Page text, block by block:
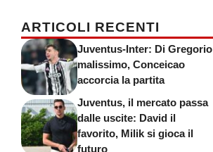
ARTICOLI RECENTI
Juventus-Inter: Di Gregorio
malissimo, Conceicao
accorcia la partita
Juventus, il mercato passa
dalle uscite: David il
favorito, Milik si gioca il
futuro